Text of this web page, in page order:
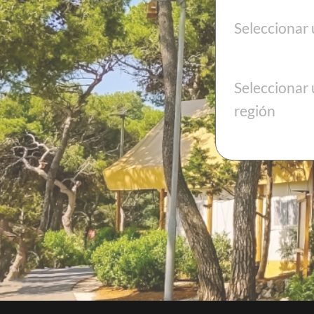
VENDER
Eres dueño de un hotel o un camping y deseas poner
tu establecimiento en venta.
SOLICITE UNA CITA
Conozca a un asesor de GRAVITAO para
implementar su proyecto de venta.
¿CUÁNTO VALE MI
EN EL MERCADO, HOY?
Haga que se establezca una valoración de su
hotel o camping por profesionales
especializados. Con GRAVITAO, las
no le cuestan nada, son gratuitas.
Seleccionar
Seleccionar
región